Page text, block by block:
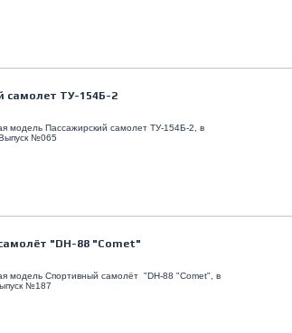
самолет TУ-154Б-2
модель Пассажирский самолет TУ-154Б-2, в
№065
"DH-88 "Comet"
модель Спортивный самолёт "DH-88 "Comet", в
№187